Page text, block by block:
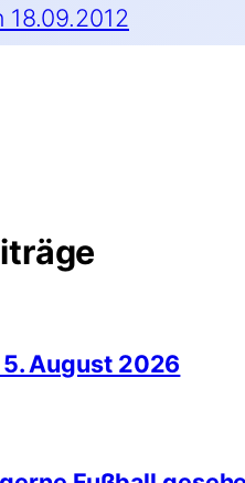
18.09.2012
5. August 2026